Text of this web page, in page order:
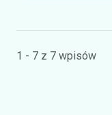
1 - 7 z 7 wpisów